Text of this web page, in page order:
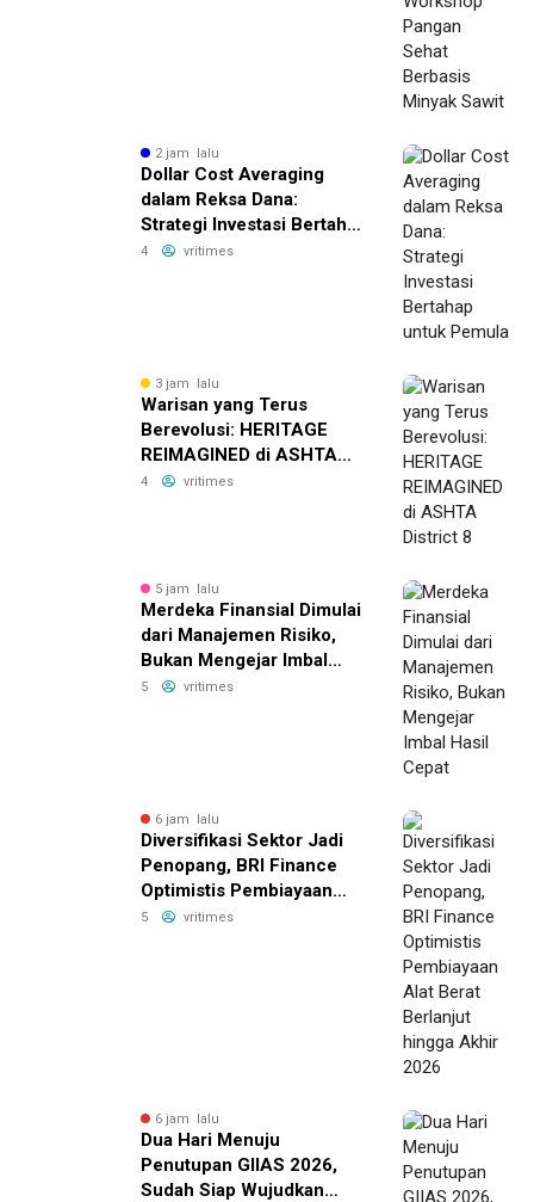
2 jam lalu
Dollar Cost Averaging
dalam Reksa Dana:
Strategi Investasi Bertahap
untuk Pemula
4 vritimes
3 jam lalu
Warisan yang Terus
Berevolusi: HERITAGE
REIMAGINED di ASHTA
District 8
4 vritimes
5 jam lalu
Merdeka Finansial Dimulai
dari Manajemen Risiko,
Bukan Mengejar Imbal
Hasil Cepat
5 vritimes
6 jam lalu
Diversifikasi Sektor Jadi
Penopang, BRI Finance
Optimistis Pembiayaan
Alat Berat Berlanjut hingga
5 vritimes
6 jam lalu
Dua Hari Menuju
Penutupan GIIAS 2026,
Sudah Siap Wujudkan